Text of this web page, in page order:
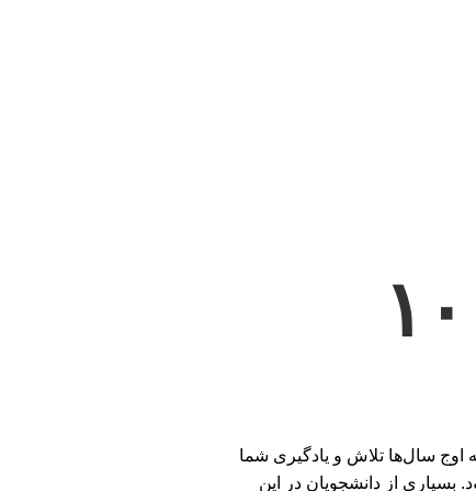
پایان نامه: ۰ تا ۱۰۰
سال‌ها تلاش و یادگیری شما
بسیاری از دانشجویان در این